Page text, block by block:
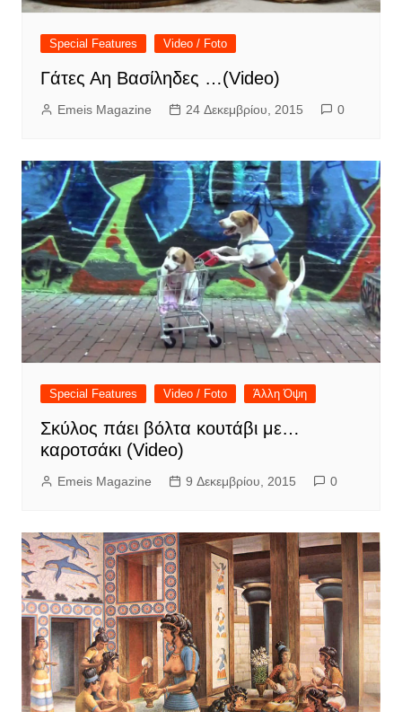
Special Features Video / Foto
Γάτες Αη Βασίληδες …(Video)
Emeis Magazine 24 Δεκεμβρίου, 2015 0
Special Features Video / Foto Άλλη Όψη
Σκύλος πάει βόλτα κουτάβι με…
καροτσάκι (Video)
Emeis Magazine 9 Δεκεμβρίου, 2015 0